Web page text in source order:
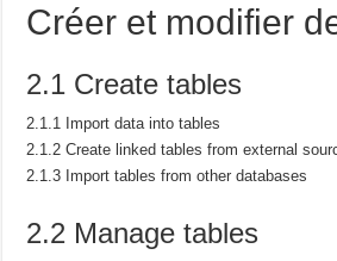
Créer et modifier
2.1 Create tables
2.1.1 Import data into tables
2.1.2 Create linked tables from external
2.1.3 Import tables from other databases
2.2 Manage tables